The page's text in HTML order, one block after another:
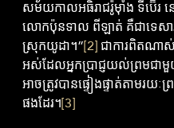
សម័យកាលអធិរាជរ៉ូម៉ាំង ទីប៊ើរ
លោកប៉ុនទាល ពីឡាត់ គឺជាទេស
ស្រុកយូដា។”[2] ជាការពិតណ
អស់ដែលអ្នកប្រាជ្ញយល់ព្រមជាមួ
អាចត្រូវបានផ្ទៀងផ្ទាត់តាមរយៈព្
ផងដែរ។[3]